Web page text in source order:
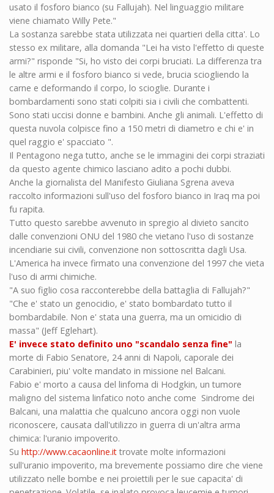
usato il fosforo bianco (su Fallujah). Nel linguaggio militare
viene chiamato Willy Pete."
La sostanza sarebbe stata utilizzata nei quartieri della citta'. Lo
stesso ex militare, alla domanda "Lei ha visto l'effetto di queste
armi?" risponde "Si, ho visto dei corpi bruciati. La differenza tra
le altre armi e il fosforo bianco si vede, brucia sciogliendo la
carne e deformando il corpo, lo scioglie. Durante i
bombardamenti sono stati colpiti sia i civili che combattenti.
Sono stati uccisi donne e bambini. Anche gli animali. L'effetto di
questa nuvola colpisce fino a 150 metri di diametro e chi e' in
quel raggio e' spacciato ".
Il Pentagono nega tutto, anche se le immagini dei corpi straziati
da questo agente chimico lasciano adito a pochi dubbi.
Anche la giornalista del Manifesto Giuliana Sgrena aveva
raccolto informazioni sull'uso del fosforo bianco in Iraq ma poi
fu rapita.
Tutto questo sarebbe avvenuto in spregio al divieto sancito
dalle convenzioni ONU del 1980 che vietano l'uso di sostanze
incendiarie sui civili, convenzione non sottoscritta dagli Usa.
L'America ha invece firmato una convenzione del 1997 che vieta
l'uso di armi chimiche.
"A suo figlio cosa racconterebbe della battaglia di Fallujah?"
"Che e' stato un genocidio, e' stato bombardato tutto il
bombardabile. Non e' stata una guerra, ma un omicidio di
massa" (Jeff Eglehart).
E' invece stato definito uno "scandalo senza fine" la
morte di Fabio Senatore, 24 anni di Napoli, caporale dei
Carabinieri, piu' volte mandato in missione nel Balcani.
Fabio e' morto a causa del linfoma di Hodgkin, un tumore
maligno del sistema linfatico noto anche come Sindrome dei
Balcani, una malattia che qualcuno ancora oggi non vuole
riconoscere, causata dall'utilizzo in guerra di un'altra arma
chimica: l'uranio impoverito.
Su http://www.cacaonline.ittrovate molte informazioni
sull'uranio impoverito, ma brevemente possiamo dire che viene
utilizzato nelle bombe e nei proiettili per le sue capacita' di